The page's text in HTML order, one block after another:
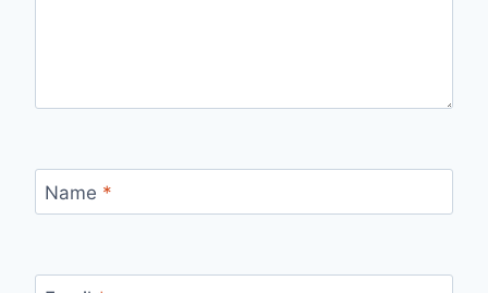
Name *